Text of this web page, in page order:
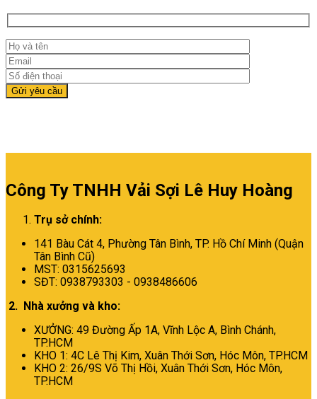
Công Ty TNHH Vải Sợi Lê Huy Hoàng
Trụ sở chính:
141 Bàu Cát 4, Phường Tân Bình, TP. Hồ Chí Minh (Quận
Tân Bình Cũ)
MST: 0315625693
SĐT: 0938793303 - 0938486606
2. Nhà xưởng và kho:
XƯỞNG: 49 Đường Ấp 1A, Vĩnh Lộc A, Bình Chánh,
TP.HCM
KHO 1: 4C Lê Thị Kim, Xuân Thới Sơn, Hóc Môn, TP.HCM
KHO 2: 26/9S Võ Thị Hồi, Xuân Thới Sơn, Hóc Môn,
TP.HCM